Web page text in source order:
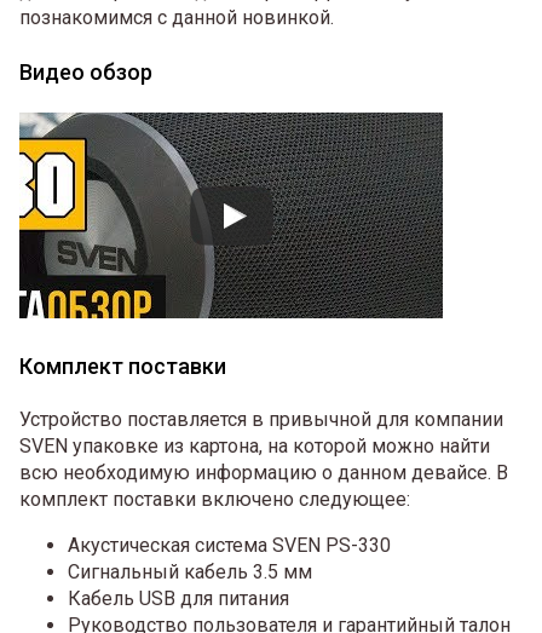
познакомимся с данной новинкой.
Видео обзор
Комплект поставки
Устройство поставляется в привычной для компании
SVEN упаковке из картона, на которой можно найти
всю необходимую информацию о данном девайсе. В
комплект поставки включено следующее:
Акустическая система SVEN PS-330
Сигнальный кабель 3.5 мм
Кабель USB для питания
Руководство пользователя и гарантийный талон